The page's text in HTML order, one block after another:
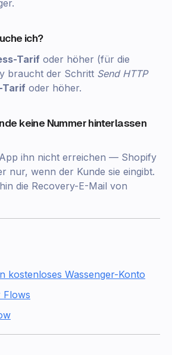
ich?
Tarif oder höher (für die
braucht der Schritt Send HTTP
Tarif oder höher.
keine Nummer hinterlassen
ihn nicht erreichen — Shopify
nur, wenn der Kunde sie eingibt.
die Recovery-E-Mail von
kostenloses Wassenger-Konto
Flows